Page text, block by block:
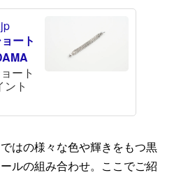
ート
ート
ト
はの様々な色や輝きをもつ黒
ルの組み合わせ。ここでご紹